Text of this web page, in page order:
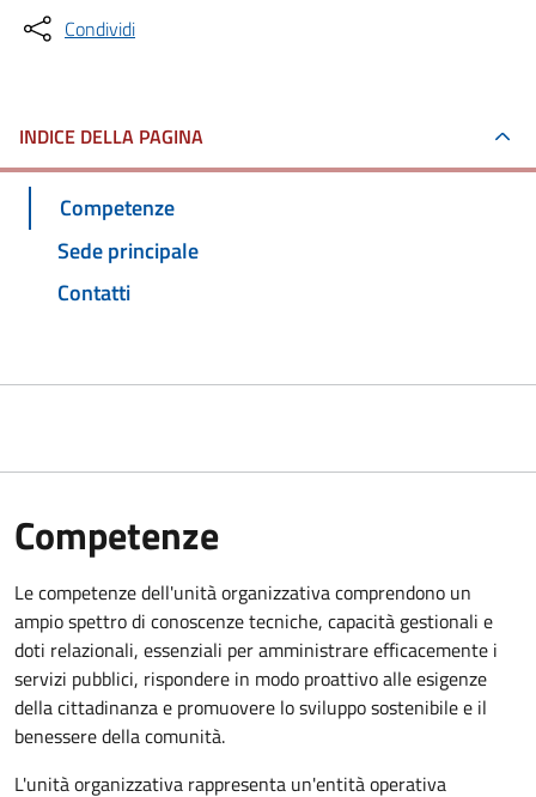
Condividi
INDICE DELLA PAGINA
Competenze
Sede principale
Contatti
Competenze
Le competenze dell'unità organizzativa comprendono un
ampio spettro di conoscenze tecniche, capacità gestionali e
doti relazionali, essenziali per amministrare efficacemente i
servizi pubblici, rispondere in modo proattivo alle esigenze
della cittadinanza e promuovere lo sviluppo sostenibile e il
benessere della comunità.
L'unità organizzativa rappresenta un'entità operativa